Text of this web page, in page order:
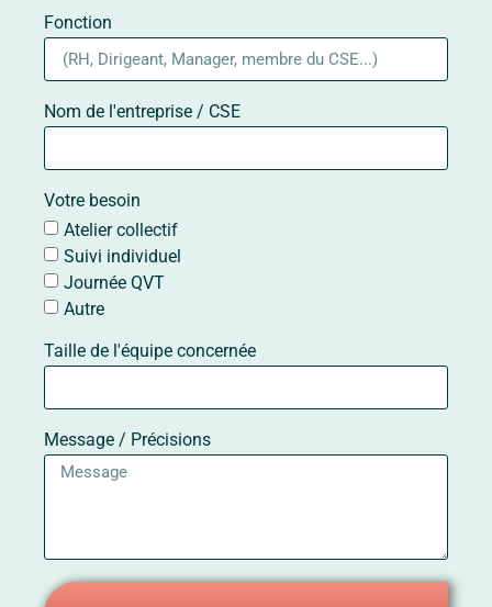
Fonction
Nom de l'entreprise / CSE
Votre besoin
Atelier collectif
Suivi individuel
Journée QVT
Autre
Taille de l'équipe concernée
Message / Précisions